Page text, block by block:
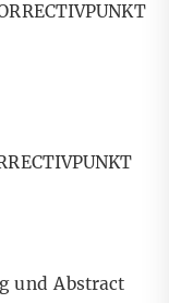
und Abstract